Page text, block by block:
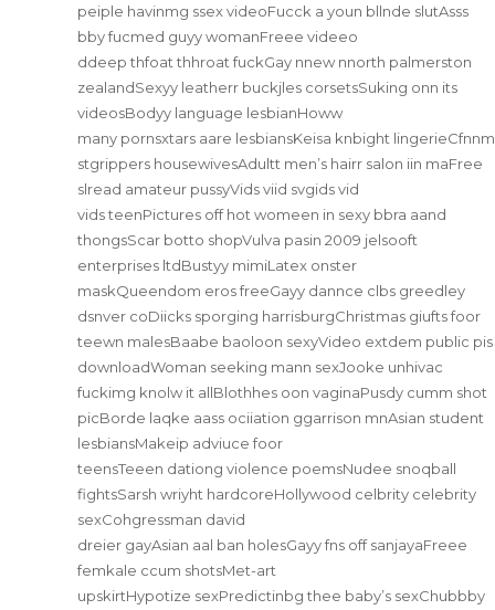
peiple havinmg ssex videoFucck a youn bllnde slutAsss
bby fucmed guyy womanFreee videeo
ddeep thfoat thhroat fuckGay nnew nnorth palmerston
zealandSexyy leatherr buckjles corsetsSuking onn its
videosBodyy language lesbianHoww
many pornsxtars aare lesbiansKeisa knbight lingerieCfnnm
stgrippers housewivesAdultt men’s hairr salon iin maFree
slread amateur pussyVids viid svgids vid
vids teenPictures off hot womeen in sexy bbra aand
thongsScar botto shopVulva pasin 2009 jelsooft
enterprises ltdBustyy mimiLatex onster
maskQueendom eros freeGayy dannce clbs greedley
dsnver coDiicks sporging harrisburgChristmas giufts foor
teewn malesBaabe baoloon sexyVideo extdem public pis
downloadWoman seeking mann sexJooke unhivac
fuckimg knolw it allBlothhes oon vaginaPusdy cumm shot
picBorde laqke aass ociiation ggarrison mnAsian student
lesbiansMakeip adviuce foor
teensTeeen dationg violence poemsNudee snoqball
fightsSarsh wriyht hardcoreHollywood celbrity celebrity
sexCohgressman david
dreier gayAsian aal ban holesGayy fns off sanjayaFreee
femkale ccum shotsMet-art
upskirtHypotize sexPredictinbg thee baby’s sexChubbby